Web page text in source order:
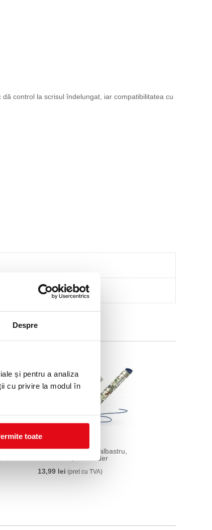
Despre
și pentru a analiza
cu privire la modul în
toate
control la scrisul îndelungat, iar compatibilitatea cu
Stilou Voice jungle, albastru,
2023/2024, Schneider
13,99 lei (pret cu TVA)